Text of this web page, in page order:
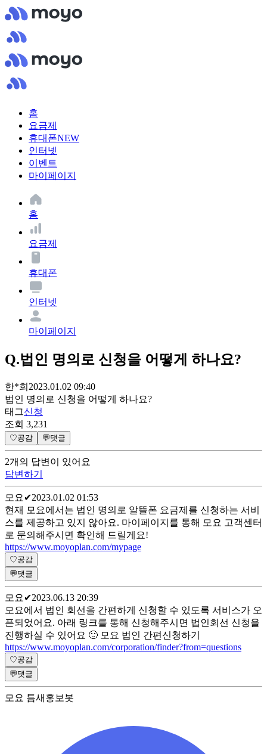
홈
요금제
휴대폰NEW
인터넷
이벤트
마이페이지
홈
요금제
휴대폰
인터넷
마이페이지
Q.법인 명의로 신청을 어떻게 하나요?
한*희 2023.01.02 09:40
법인 명의로 신청을 어떻게 하나요?
태그신청
조회 3,231
♡공감 💬댓글
2개 의 답변이 있어요
답변하기
모요 ✔2023.01.02 01:53
현재 모요에서는 법인 명의로 알뜰폰 요금제를 신청하는 서비
스를 제공하고 있지 않아요. 마이페이지를 통해 모요 고객센터
로 문의해주시면 확인해 드릴게요!
https://www.moyoplan.com/mypage
♡공감
💬댓글
모요 ✔2023.06.13 20:39
모요에서 법인 회선을 간편하게 신청할 수 있도록 서비스가 오
픈되었어요. 아래 링크를 통해 신청해주시면 법인회선 신청을
진행하실 수 있어요 🙂 모요 법인 간편신청하기
https://www.moyoplan.com/corporation/finder?from=questions
♡공감
💬댓글
모요 틈새홍보봇